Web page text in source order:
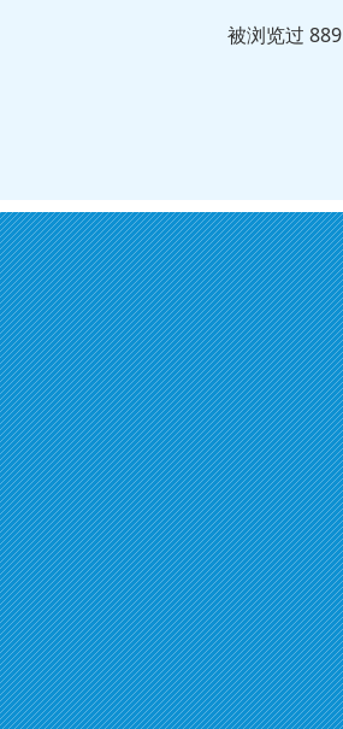
被浏览过